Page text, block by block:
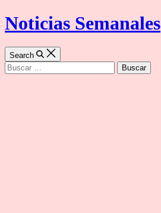
Noticias Semanales
Search
Buscar: